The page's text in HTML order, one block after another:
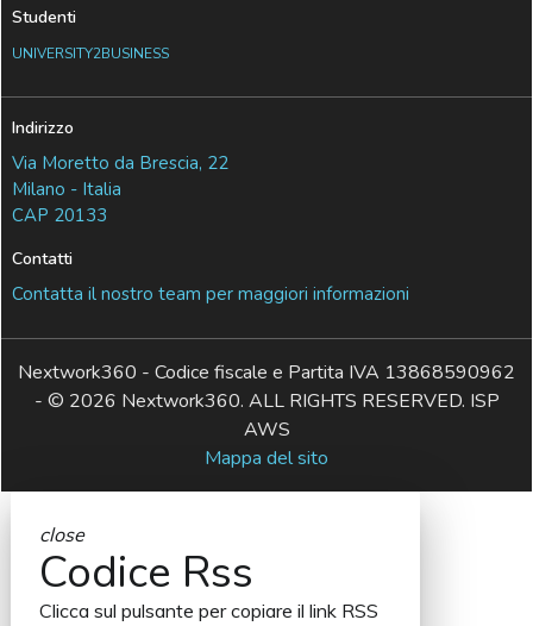
Studenti
UNIVERSITY2BUSINESS
Indirizzo
Via Moretto da Brescia, 22
Milano - Italia
CAP 20133
Contatti
Contatta il nostro team per maggiori informazioni
Nextwork360 - Codice fiscale e Partita IVA 13868590962
- © 2026 Nextwork360. ALL RIGHTS RESERVED. ISP
AWS
Mappa del sito
close
Codice Rss
Clicca sul pulsante per copiare il link RSS